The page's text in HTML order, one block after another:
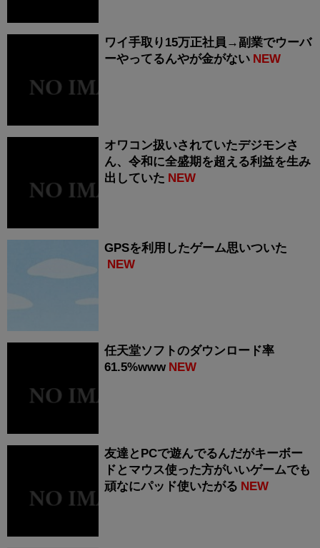
ワイ手取り15万正社員→副業でウーバ
ーやってるんやが金がない NEW
オワコン扱いされていたデジモンさ
ん、令和に全盛期を超える利益を生み
出していた NEW
GPSを利用したゲーム思いついた
NEW
任天堂ソフトのダウンロード率
61.5%www NEW
友達とPCで遊んでるんだがキーボー
ドとマウス使った方がいいゲームでも
頑なにパッド使いたがる NEW